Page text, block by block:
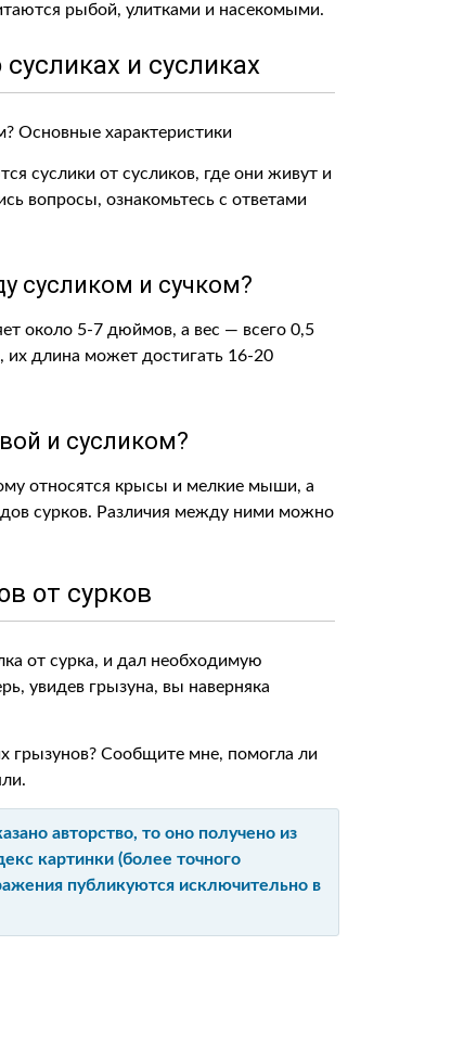
рыбой, улитками и насекомыми.
и сусликах
суслики от сусликов, где они живут и
вопросы, ознакомьтесь с ответами
сусликом и сучком?
около 5-7 дюймов, а вес — всего 0,5
их длина может достигать 16-20
и сусликом?
относятся крысы и мелкие мыши, а
сурков. Различия между ними можно
от сурков
от сурка, и дал необходимую
увидев грызуна, вы наверняка
грызунов? Сообщите мне, помогла ли
авторство, то оно получено из
картинки (более точного
публикуются исключительно в